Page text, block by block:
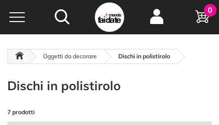
Hobby e
creatività...
oltre 15 anni online
0
Oggetti da decorare Dischi in polistirolo
Dischi in polistirolo
7 prodotti